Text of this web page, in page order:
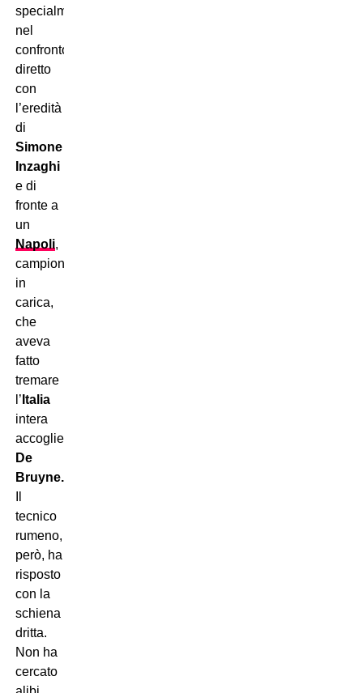
specialmente
nel
confronto
diretto
con
l’eredità
di
Simone
Inzaghi
e di
fronte a
un
Napoli,
campione
in
carica,
che
aveva
fatto
tremare
l’ Italia
intera
accogliendo
De
Bruyne.
tecnico
rumeno,
però, ha
risposto
con la
schiena
dritta.
Non ha
cercato